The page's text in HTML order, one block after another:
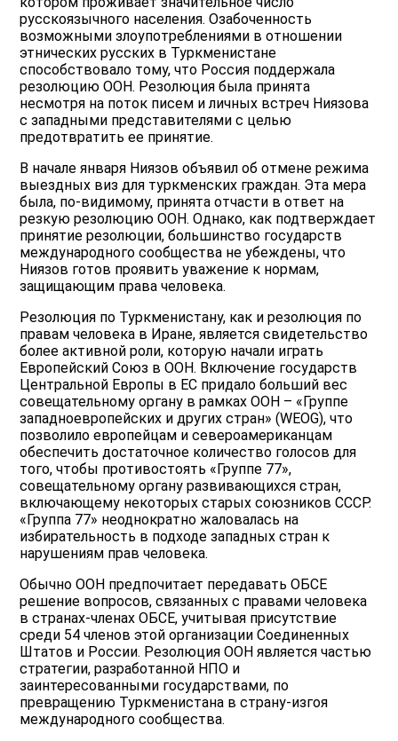
русскоязычного населения. Озабоченность
возможными злоупотреблениями в отношении
этнических русских в Туркменистане
способствовало тому, что Россия поддержала
резолюцию ООН. Резолюция была принята
несмотря на поток писем и личных встреч Ниязова
с западными представителями с целью
предотвратить ее принятие.
В начале января Ниязов объявил об отмене режима
выездных виз для туркменских граждан. Эта мера
была, по-видимому, принята отчасти в ответ на
резкую резолюцию ООН. Однако, как подтверждает
принятие резолюции, большинство государств
международного сообщества не убеждены, что
Ниязов готов проявить уважение к нормам,
защищающим права человека.
Резолюция по Туркменистану, как и резолюция по
правам человека в Иране, является свидетельство
более активной роли, которую начали играть
Европейский Союз в ООН. Включение государств
Центральной Европы в ЕС придало больший вес
совещательному органу в рамках ООН – «Группе
западноевропейских и других стран» (WEOG), что
позволило европейцам и североамериканцам
обеспечить достаточное количество голосов для
того, чтобы противостоять «Группе 77»,
совещательному органу развивающихся стран,
включающему некоторых старых союзников СССР.
«Группа 77» неоднократно жаловалась на
избирательность в подходе западных стран к
нарушениям прав человека.
Обычно ООН предпочитает передавать ОБСЕ
решение вопросов, связанных с правами человека
в странах-членах ОБСЕ, учитывая присутствие
среди 54 членов этой организации Соединенных
Штатов и России. Резолюция ООН является частью
стратегии, разработанной НПО и
заинтересованными государствами, по
превращению Туркменистана в страну-изгоя
международного сообщества.